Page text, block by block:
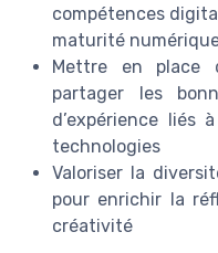
compétences
maturité
Mettre en place
partager les
d’expérience liés
technologies
Valoriser la
pour enrichir la
créativité